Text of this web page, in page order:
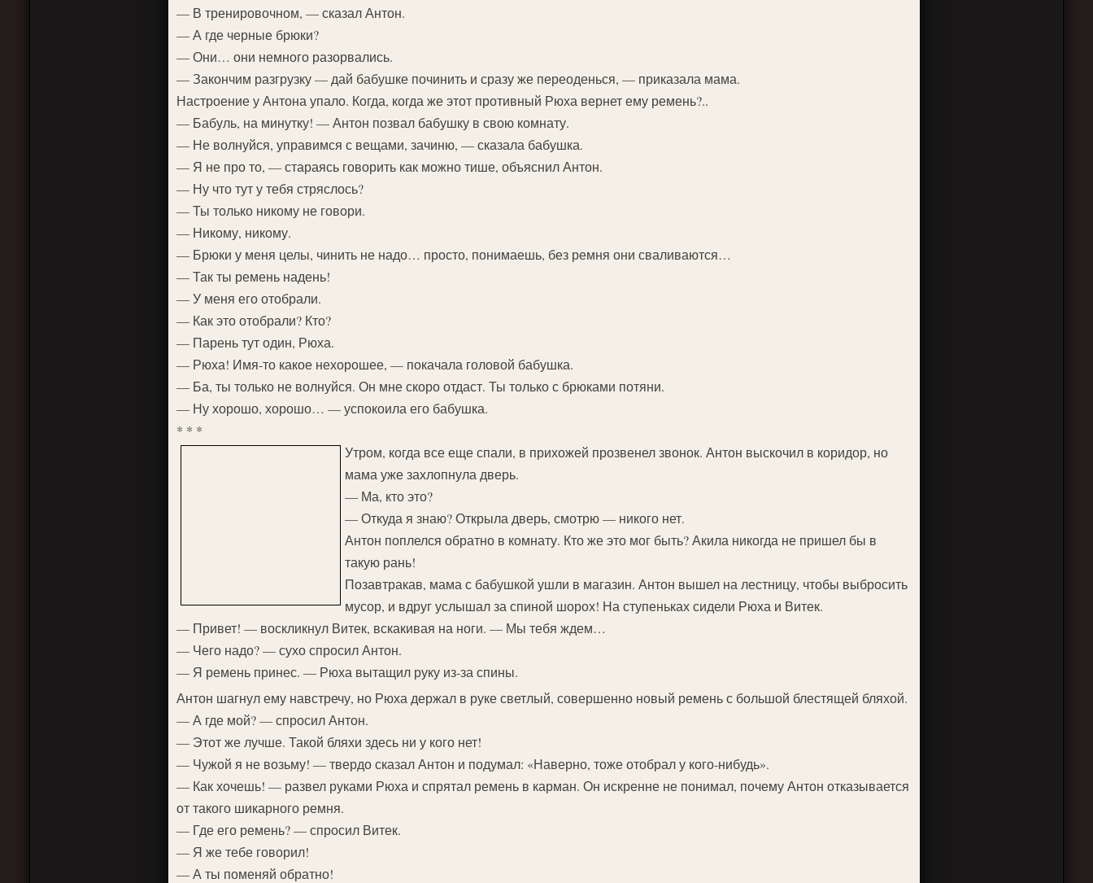
— В тренировочном, — сказал Антон.
— А где черные брюки?
— Они… они немного разорвались.
— Закончим разгрузку — дай бабушке починить и сразу же переоденься, — приказала мама.
Настроение у Антона упало. Когда, когда же этот противный Рюха вернет ему ремень?..
— Бабуль, на минутку! — Антон позвал бабушку в свою комнату.
— Не волнуйся, управимся с вещами, зачиню, — сказала бабушка.
— Я не про то, — стараясь говорить как можно тише, объяснил Антон.
— Ну что тут у тебя стряслось?
— Ты только никому не говори.
— Никому, никому.
— Брюки у меня целы, чинить не надо… просто, понимаешь, без ремня они сваливаются…
— Так ты ремень надень!
— У меня его отобрали.
— Как это отобрали? Кто?
— Парень тут один, Рюха.
— Рюха! Имя-то какое нехорошее, — покачала головой бабушка.
— Ба, ты только не волнуйся. Он мне скоро отдаст. Ты только с брюками потяни.
— Ну хорошо, хорошо… — успокоила его бабушка.
* * *
Утром, когда все еще спали, в прихожей прозвенел звонок. Антон выскочил в коридор, но
мама уже захлопнула дверь.
— Ма, кто это?
— Откуда я знаю? Открыла дверь, смотрю — никого нет.
Антон поплелся обратно в комнату. Кто же это мог быть? Акила никогда не пришел бы в
такую рань!
Позавтракав, мама с бабушкой ушли в магазин. Антон вышел на лестницу, чтобы выбросить
мусор, и вдруг услышал за спиной шорох! На ступеньках сидели Рюха и Витек.
— Привет! — воскликнул Витек, вскакивая на ноги. — Мы тебя ждем…
— Чего надо? — сухо спросил Антон.
— Я ремень принес. — Рюха вытащил руку из-за спины.
Антон шагнул ему навстречу, но Рюха держал в руке светлый, совершенно новый ремень с большой блестящей бляхой.
— А где мой? — спросил Антон.
— Этот же лучше. Такой бляхи здесь ни у кого нет!
— Чужой я не возьму! — твердо сказал Антон и подумал: «Наверно, тоже отобрал у кого-нибудь».
— Как хочешь! — развел руками Рюха и спрятал ремень в карман. Он искренне не понимал, почему Антон отказывается
от такого шикарного ремня.
— Где его ремень? — спросил Витек.
— Я же тебе говорил!
— А ты поменяй обратно!